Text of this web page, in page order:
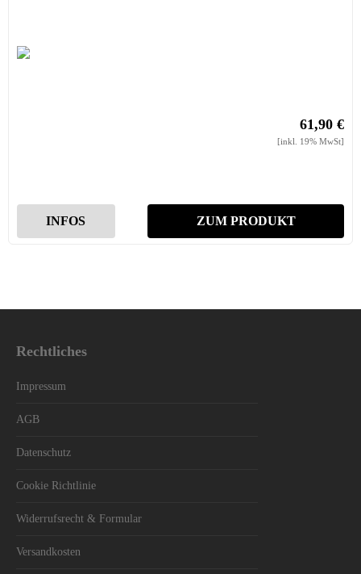
61,90 €
[inkl. 19% MwSt]
INFOS ZUM PRODUKT
Rechtliches
Impressum
AGB
Datenschutz
Cookie Richtlinie
Widerrufsrecht & Formular
Versandkosten